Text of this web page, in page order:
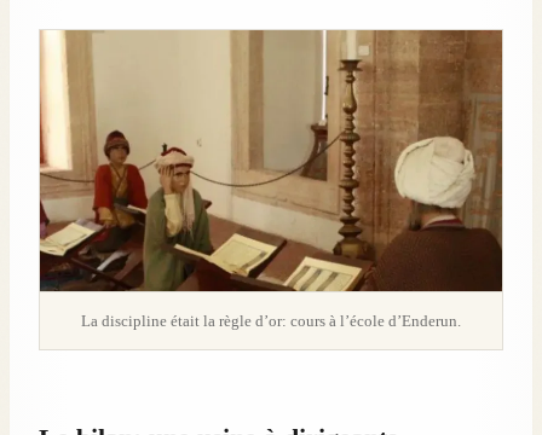
La discipline était la règle d’or: cours à l’école d’Enderun.